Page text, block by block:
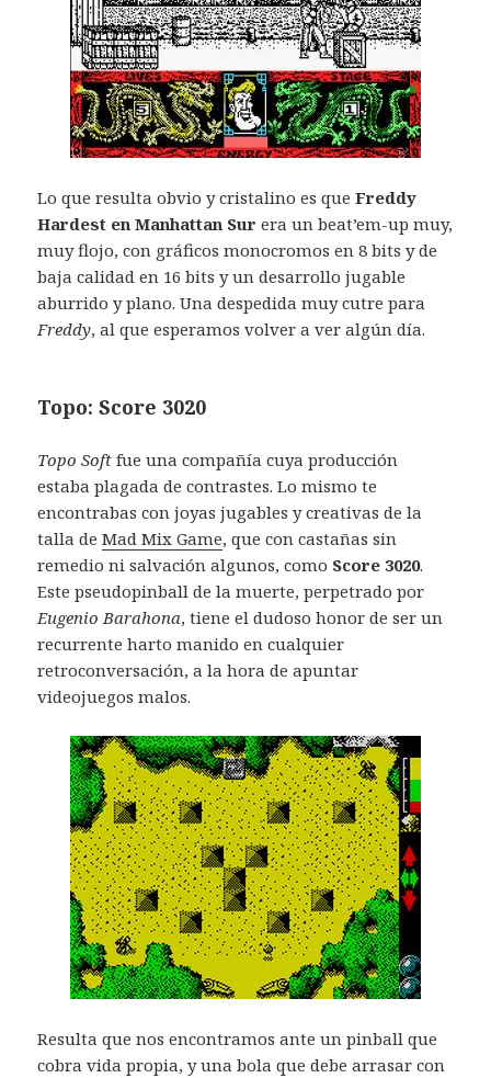
Lo que resulta obvio y cristalino es queFreddy
Hardest en Manhattan Sur era un beat’em-up muy,
muy flojo, con gráficos monocromos en 8 bits y de
baja calidad en 16 bits y un desarrollo jugable
aburrido y plano. Una despedida muy cutre para
Freddy, al que esperamos volver a ver algún día.
Topo: Score 3020
Topo Soft fue una compañía cuya producción
estaba plagada de contrastes. Lo mismo te
encontrabas con joyas jugables y creativas de la
talla deMad Mix Game, que con castañas sin
remedio ni salvación algunos, como Score 3020.
Este pseudopinball de la muerte, perpetrado por
Eugenio Barahona, tiene el dudoso honor de ser un
recurrente harto manido en cualquier
retroconversación, a la hora de apuntar
videojuegos malos.
Resulta que nos encontramos ante un pinball que
cobra vida propia, y una bola que debe arrasar con